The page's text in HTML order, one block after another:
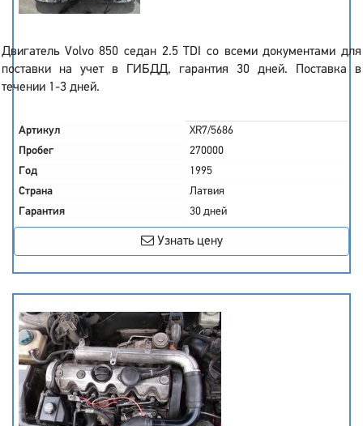
Двигатель Volvo 850 седан 2.5 TDI со всеми документами для
поставки на учет в ГИБДД, гарантия 30 дней. Поставка в
течении 1-3 дней.
Артикул
XR7/5686
Пробег
270000
Год
1995
Страна
Латвия
Гарантия
30 дней
Узнать цену